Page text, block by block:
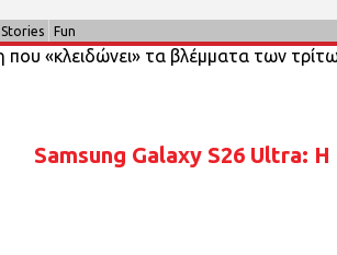
Stories Fun
Samsung Galaxy S26 Ultra: